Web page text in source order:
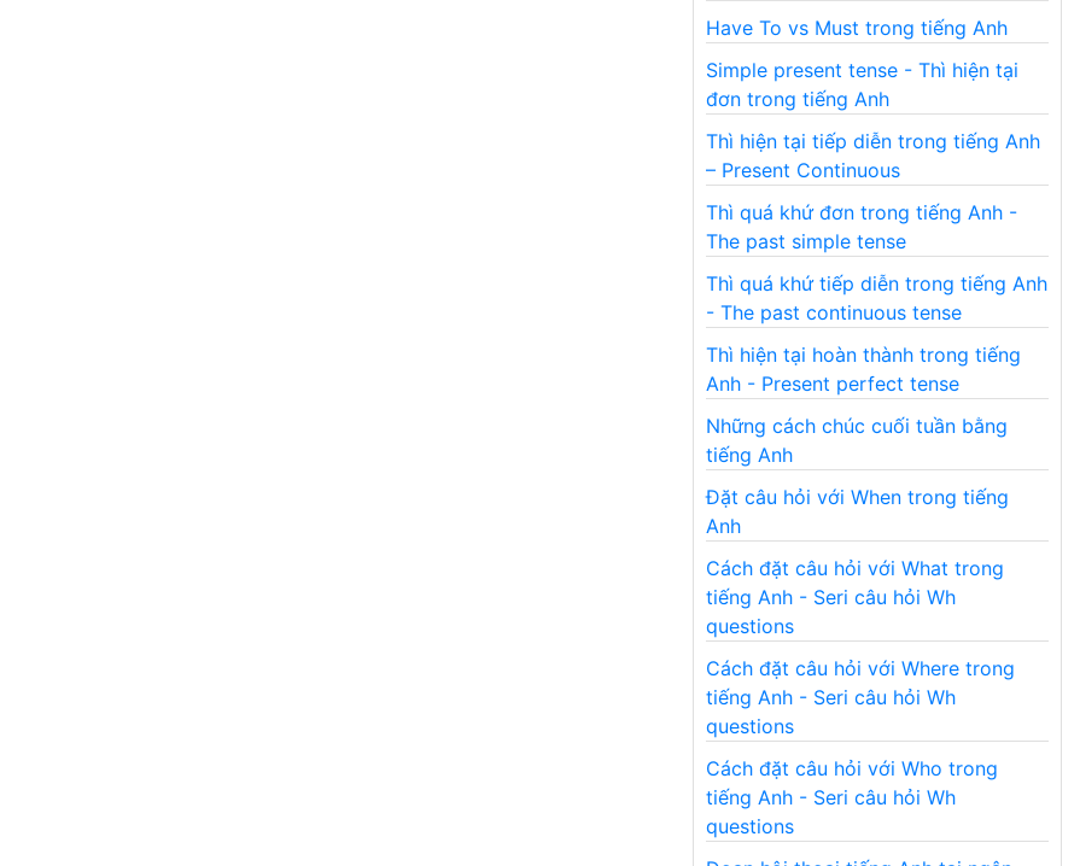
Have To vs Must trong tiếng Anh
Simple present tense - Thì hiện tại
đơn trong tiếng Anh
Thì hiện tại tiếp diễn trong tiếng Anh
– Present Continuous
Thì quá khứ đơn trong tiếng Anh -
The past simple tense
Thì quá khứ tiếp diễn trong tiếng Anh
- The past continuous tense
Thì hiện tại hoàn thành trong tiếng
Anh - Present perfect tense
Những cách chúc cuối tuần bằng
tiếng Anh
Đặt câu hỏi với When trong tiếng
Anh
Cách đặt câu hỏi với What trong
tiếng Anh - Seri câu hỏi Wh
questions
Cách đặt câu hỏi với Where trong
tiếng Anh - Seri câu hỏi Wh
questions
Cách đặt câu hỏi với Who trong
tiếng Anh - Seri câu hỏi Wh
questions